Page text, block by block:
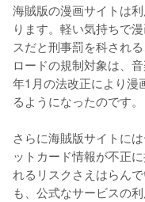
海賊版の漫画サイトは
ります。軽い気持ちで
スだと刑事罰を科され
ロードの規制対象は、
年1月の法改正により漫
るようになったのです。
さらに海賊版サイトに
ットカード情報が不正
れるリスクさえはらん
も、公式なサービスの